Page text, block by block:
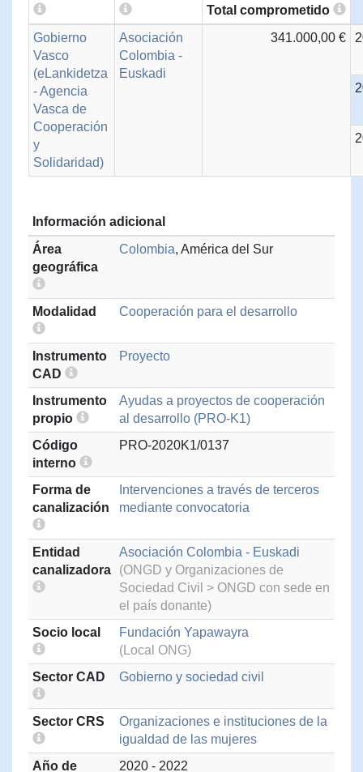
Total comprometido
Gobierno
Vasco
(eLankidetza
- Agencia
Vasca de
Cooperación
y
Solidaridad)
Asociación
Colombia -
Euskadi
341.000,00 €
Información adicional
Área
geográfica
Colombia, América del Sur
Modalidad Cooperación para el desarrollo
Instrumento
CAD
Proyecto
Instrumento
propio
Ayudas a proyectos de cooperación
al desarrollo (PRO-K1)
Código
interno
PRO-2020K1/0137
Forma de
canalización
Intervenciones a través de terceros
mediante convocatoria
Entidad
canalizadora
Asociación Colombia - Euskadi
(ONGD y Organizaciones de
Sociedad Civil > ONGD con sede en
el país donante)
Socio local
Fundación Yapawayra
(Local ONG)
Sector CAD
Gobierno y sociedad civil
Sector CRS
Organizaciones e instituciones de la
igualdad de las mujeres
Año de
2020 - 2022